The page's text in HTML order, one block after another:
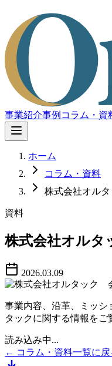
事業紹介事例 コラム・資
ホーム
コラム・資料
株式会社オル
資料
株式会社オル
2026.03.09
事業内容、沿革、ミッシ
タックに関する情報をご
読み込み中...
← コラム・資料一覧に戻